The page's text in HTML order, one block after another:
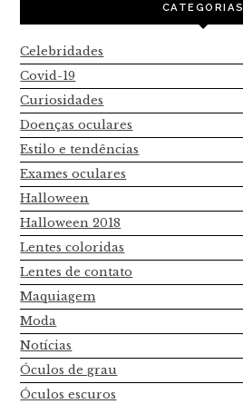
CATEGORIAS
Celebridades
Covid-19
Curiosidades
Doenças oculares
Estilo e tendências
Exames oculares
Halloween
Halloween 2018
Lentes coloridas
Lentes de contato
Maquiagem
Moda
Notícias
Óculos de grau
Óculos escuros